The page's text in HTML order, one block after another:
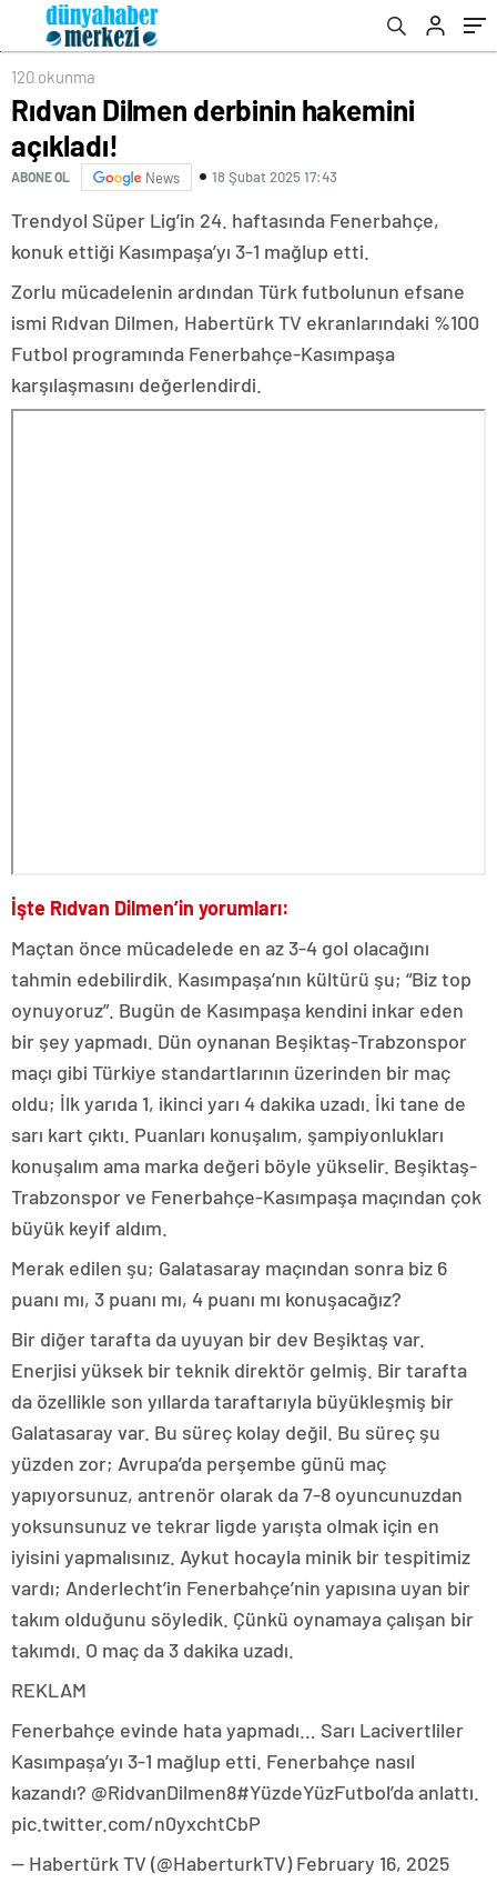
120 okunma
Rıdvan Dilmen derbinin hakemini
açıkladı!
ABONE OL News 18 Şubat 2025 17:43
Trendyol Süper Lig’in 24. haftasında Fenerbahçe,
konuk ettiği Kasımpaşa’yı 3-1 mağlup etti.
Zorlu mücadelenin ardından Türk futbolunun efsane
ismi Rıdvan Dilmen, Habertürk TV ekranlarındaki %100
Futbol programında Fenerbahçe-Kasımpaşa
karşılaşmasını değerlendirdi.
İşte Rıdvan Dilmen’in yorumları:
Maçtan önce mücadelede en az 3-4 gol olacağını
tahmin edebilirdik. Kasımpaşa’nın kültürü şu; “Biz top
oynuyoruz”. Bugün de Kasımpaşa kendini inkar eden
bir şey yapmadı. Dün oynanan Beşiktaş-Trabzonspor
maçı gibi Türkiye standartlarının üzerinden bir maç
oldu; İlk yarıda 1, ikinci yarı 4 dakika uzadı. İki tane de
sarı kart çıktı. Puanları konuşalım, şampiyonlukları
konuşalım ama marka değeri böyle yükselir. Beşiktaş-
Trabzonspor ve Fenerbahçe-Kasımpaşa maçından çok
büyük keyif aldım.
Merak edilen şu; Galatasaray maçından sonra biz 6
puanı mı, 3 puanı mı, 4 puanı mı konuşacağız?
Bir diğer tarafta da uyuyan bir dev Beşiktaş var.
Enerjisi yüksek bir teknik direktör gelmiş. Bir tarafta
da özellikle son yıllarda taraftarıyla büyükleşmiş bir
Galatasaray var. Bu süreç kolay değil. Bu süreç şu
yüzden zor; Avrupa’da perşembe günü maç
yapıyorsunuz, antrenör olarak da 7-8 oyuncunuzdan
yoksunsunuz ve tekrar ligde yarışta olmak için en
iyisini yapmalısınız. Aykut hocayla minik bir tespitimiz
vardı; Anderlecht’in Fenerbahçe’nin yapısına uyan bir
takım olduğunu söyledik. Çünkü oynamaya çalışan bir
takımdı. O maç da 3 dakika uzadı.
REKLAM
Fenerbahçe evinde hata yapmadı… Sarı Lacivertliler
Kasımpaşa’yı 3-1 mağlup etti. Fenerbahçe nasıl
kazandı? @RidvanDilmen8#YüzdeYüzFutbol’da anlattı.
pic.twitter.com/n0yxchtCbP
— Habertürk TV (@HaberturkTV) February 16, 2025